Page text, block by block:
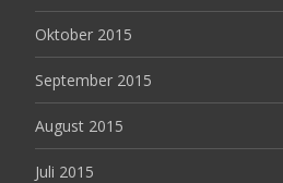
Oktober 2015
September 2015
August 2015
Juli 2015